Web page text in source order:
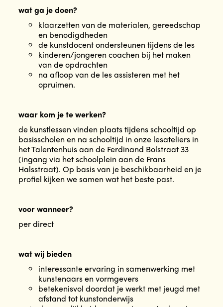
wat ga je doen?
klaarzetten van de materialen, gereedschap
en benodigdheden
de kunstdocent ondersteunen tijdens de les
kinderen/jongeren coachen bij het maken
van de opdrachten
na afloop van de les assisteren met het
opruimen.
waar kom je te werken?
de kunstlessen vinden plaats tijdens schooltijd op
basisscholen en na schooltijd in onze lesateliers in
het Talentenhuis aan de Ferdinand Bolstraat 33
(ingang via het schoolplein aan de Frans
Halsstraat). Op basis van je beschikbaarheid en je
profiel kijken we samen wat het beste past.
voor wanneer?
per direct
wat wij bieden
interessante ervaring in samenwerking met
kunstenaars en vormgevers
betekenisvol doordat je werkt met jeugd met
afstand tot kunstonderwijs